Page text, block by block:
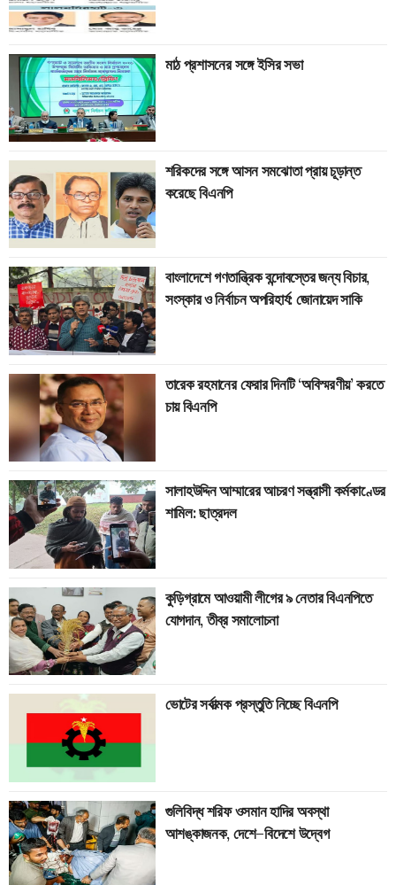
মাঠ প্রশাসনের সঙ্গে ইসির সভা
শরিকদের সঙ্গে আসন সমঝোতা প্রায় চূড়ান্ত
করেছে বিএনপি
বাংলাদেশে গণতান্ত্রিক বন্দোবস্তের জন্য বিচার,
সংস্কার ও নির্বাচন অপরিহার্য: জোনায়েদ সাকি
তারেক রহমানের ফেরার দিনটি ‘অবিস্মরণীয়’ করতে
চায় বিএনপি
সালাহউদ্দিন আম্মারের আচরণ সন্ত্রাসী কর্মকাণ্ডের
শামিল: ছাত্রদল
কুড়িগ্রামে আওয়ামী লীগের ৯ নেতার বিএনপিতে
যোগদান, তীব্র সমালোচনা
ভোটের সর্বাত্মক প্রস্তুতি নিচ্ছে বিএনপি
গুলিবিদ্ধ শরিফ ওসমান হাদির অবস্থা
আশঙ্কাজনক, দেশে–বিদেশে উদ্বেগ